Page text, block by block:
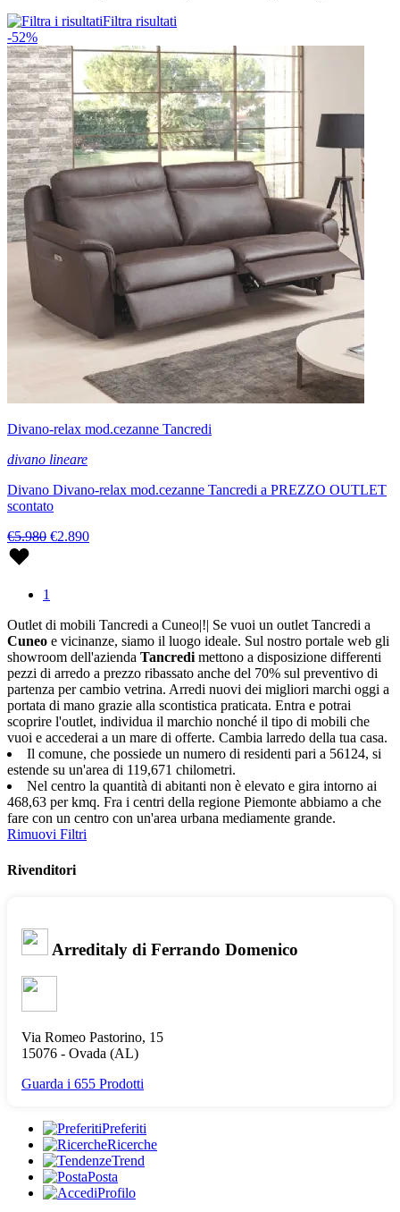
Filtra risultati
-52%
Divano-relax mod.cezanne Tancredi
divano lineare
Divano Divano-relax mod.cezanne Tancredi a PREZZO OUTLET
scontato
€5.980 €2.890
1
Outlet di mobili Tancredi a Cuneo|!| Se vuoi un outlet Tancredi a
Cuneo e vicinanze, siamo il luogo ideale. Sul nostro portale web gli
showroom dell'azienda Tancredi mettono a disposizione differenti
pezzi di arredo a prezzo ribassato anche del 70% sul preventivo di
partenza per cambio vetrina. Arredi nuovi dei migliori marchi oggi a
portata di mano grazie alla scontistica praticata. Entra e potrai
scoprire l'outlet, individua il marchio nonché il tipo di mobili che
vuoi e accederai a un mare di offerte. Cambia larredo della tua casa.
Il comune, che possiede un numero di residenti pari a 56124, si
estende su un'area di 119,671 chilometri.
Nel centro la quantità di abitanti non è elevato e gira intorno ai
468,63 per kmq. Fra i centri della regione Piemonte abbiamo a che
fare con un centro con un'area urbana mediamente grande.
Rimuovi Filtri
Rivenditori
Arreditaly di Ferrando Domenico
Via Romeo Pastorino, 15
15076 - Ovada (AL)
Guarda i 655 Prodotti
Preferiti
Ricerche
Trend
Posta
Profilo